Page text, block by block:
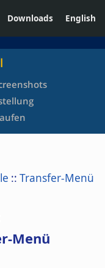
Downloads English
:: Transfer-Menü
Menü